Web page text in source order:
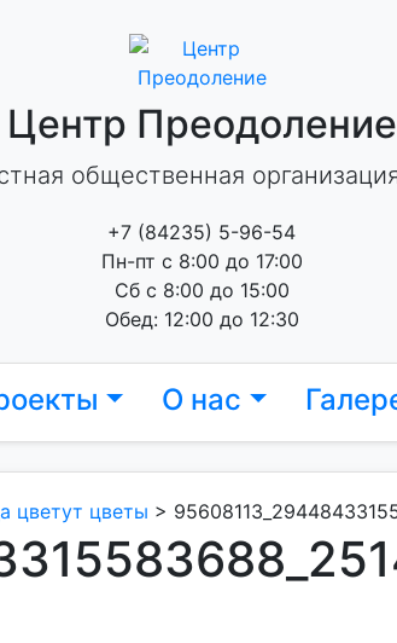
Центр Преодоление
общественная
+7 (84235) 5-96-54
Пн-пт с 8:00 до 17:00
Сб с 8:00 до 15:00
Обед: 12:00 до 12:30
О нас
цветут цветы >